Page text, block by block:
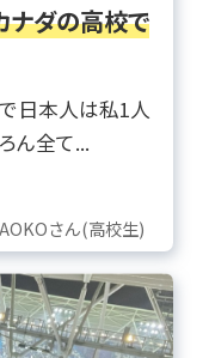
ナダの高校で
日本人は私1人
ん全て...
さん(高校生)